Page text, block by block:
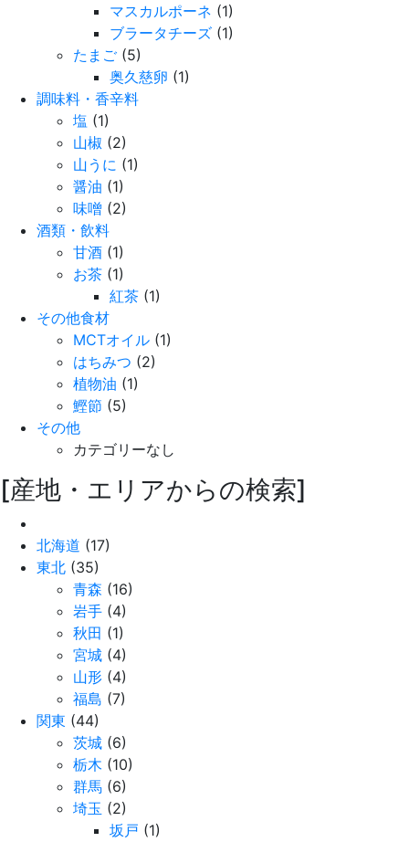
マスカルポーネ (1)
ブラータチーズ (1)
たまご (5)
奥久慈卵 (1)
調味料・香辛料
塩 (1)
山椒 (2)
山うに (1)
醤油 (1)
味噌 (2)
酒類・飲料
甘酒 (1)
お茶 (1)
紅茶 (1)
その他食材
MCTオイル (1)
はちみつ (2)
植物油 (1)
鰹節 (5)
その他
カテゴリーなし
[産地・エリアからの検索]
北海道 (17)
東北 (35)
青森 (16)
岩手 (4)
秋田 (1)
宮城 (4)
山形 (4)
福島 (7)
関東 (44)
茨城 (6)
栃木 (10)
群馬 (6)
埼玉 (2)
坂戸 (1)